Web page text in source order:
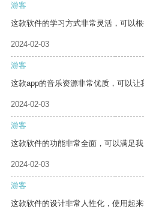
游客
这款软件的学习方式非常灵活，可以
2024-02-03
游客
这款app的音乐资源非常优质，可以让
2024-02-03
游客
这款软件的功能非常全面，可以满足我
2024-02-03
游客
这款软件的设计非常人性化，使用起来